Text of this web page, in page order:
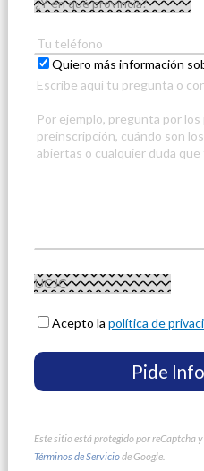
Quiero más información
Acepto lapolítica de
Este sitio está protegido por reCaptcha
Términos de Serviciode Google.